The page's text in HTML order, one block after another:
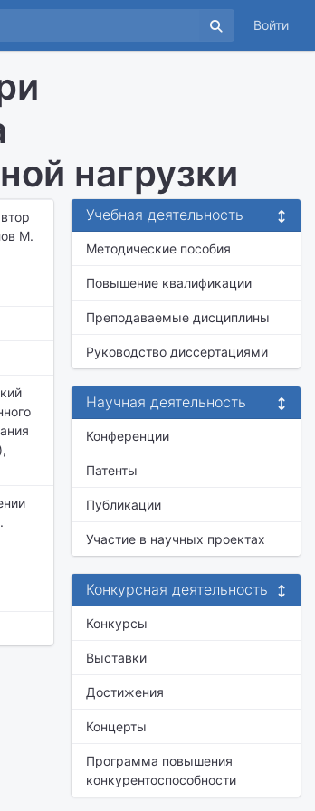
Войти
нагрузки
М.
Учебная деятельность
Методические пособия
Повышение квалификации
Преподаваемые дисциплины
Руководство диссертациями
Научная деятельность
Конференции
Патенты
Публикации
Участие в научных проектах
Конкурсная деятельность
Конкурсы
Выставки
Достижения
Концерты
Программа повышения
конкурентоспособности